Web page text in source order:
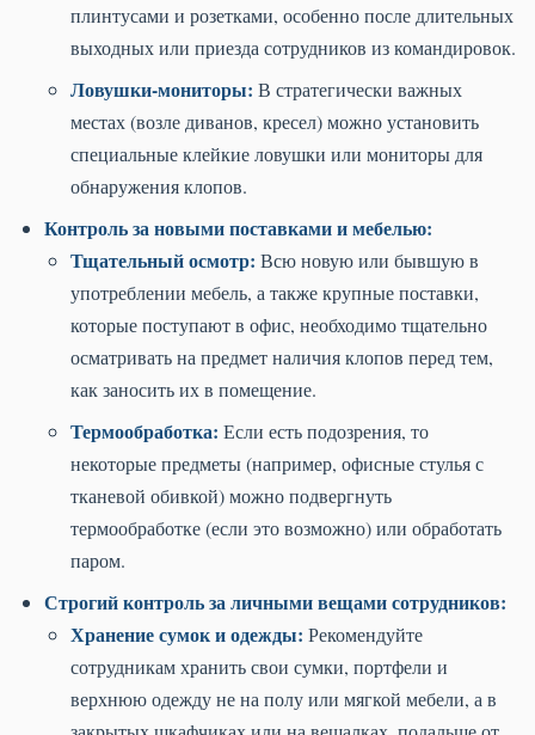
плинтусами и розетками, особенно после длительных
выходных или приезда сотрудников из командировок.
Ловушки-мониторы: В стратегически важных
местах (возле диванов, кресел) можно установить
специальные клейкие ловушки или мониторы для
обнаружения клопов.
Контроль за новыми поставками и мебелью:
Тщательный осмотр: Всю новую или бывшую в
употреблении мебель, а также крупные поставки,
которые поступают в офис, необходимо тщательно
осматривать на предмет наличия клопов перед тем,
как заносить их в помещение.
Термообработка: Если есть подозрения, то
некоторые предметы (например, офисные стулья с
тканевой обивкой) можно подвергнуть
термообработке (если это возможно) или обработать
паром.
Строгий контроль за личными вещами сотрудников:
Хранение сумок и одежды: Рекомендуйте
сотрудникам хранить свои сумки, портфели и
верхнюю одежду не на полу или мягкой мебели, а в